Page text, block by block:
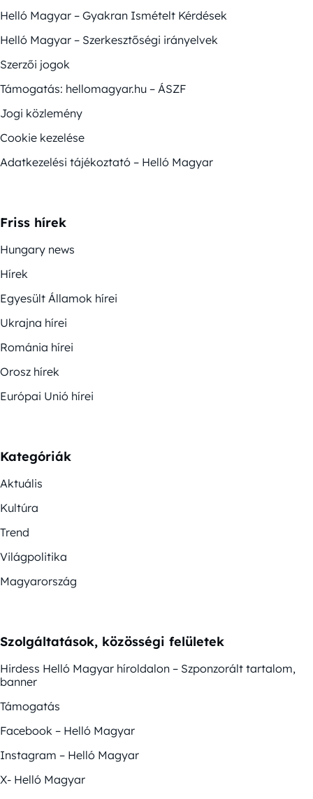
Helló Magyar – Gyakran Ismételt Kérdések
Helló Magyar – Szerkesztőségi irányelvek
Szerzői jogok
Támogatás: hellomagyar.hu – ÁSZF
Jogi közlemény
Cookie kezelése
Adatkezelési tájékoztató – Helló Magyar
Friss hírek
Hungary news
Hírek
Egyesült Államok hírei
Ukrajna hírei
Románia hírei
Orosz hírek
Európai Unió hírei
Kategóriák
Aktuális
Kultúra
Trend
Világpolitika
Magyarország
Szolgáltatások, közösségi felületek
Hirdess Helló Magyar híroldalon – Szponzorált tartalom,
banner
Támogatás
Facebook – Helló Magyar
Instagram – Helló Magyar
X- Helló Magyar